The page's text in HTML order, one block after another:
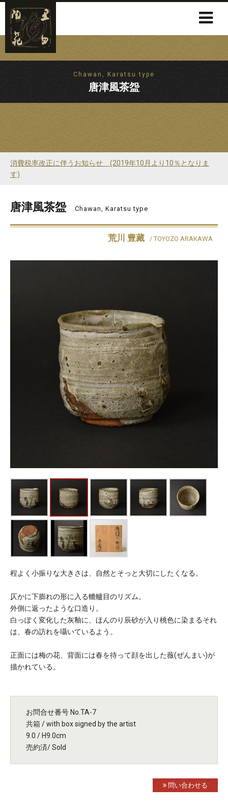
Chawan, Karatsu type
唐津風茶盌
消費税率改正に伴うお知らせ (2019年10月より10％となりま
す)
唐津風茶盌 Chawan, Karatsu type
荒川 豊藏 / TOYOZO ARAKAWA
程よく小振りな大きさは、自然とそっと大切にしたくなる。
仄かに下膨れの形に入る轆轤目のリズム。
外側に返ったような口造り。
白っぽく変化した灰釉に、ほんのり辰砂が入り桃色に染まるそれ
は、春の訪れを囁いているよう。
正面には梅の花、背面には春を待って顔を出した薇(ぜんまい)が
描かれている。
お問合せ番号 No.TA-7
共箱 / with box signed by the artist
9.0 / H9.0cm
売約済/ Sold
問い合わせる